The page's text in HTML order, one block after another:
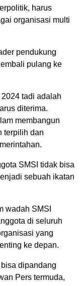
harus
organisasi multi
pendukung
pulang ke
tadi adalah
diterima.
membangun
terpilih dan
SMSI tidak bisa
sebuah ikatan
wadah SMSI
di seluruh
yang
ke depan.
dipandang
Pers termuda,